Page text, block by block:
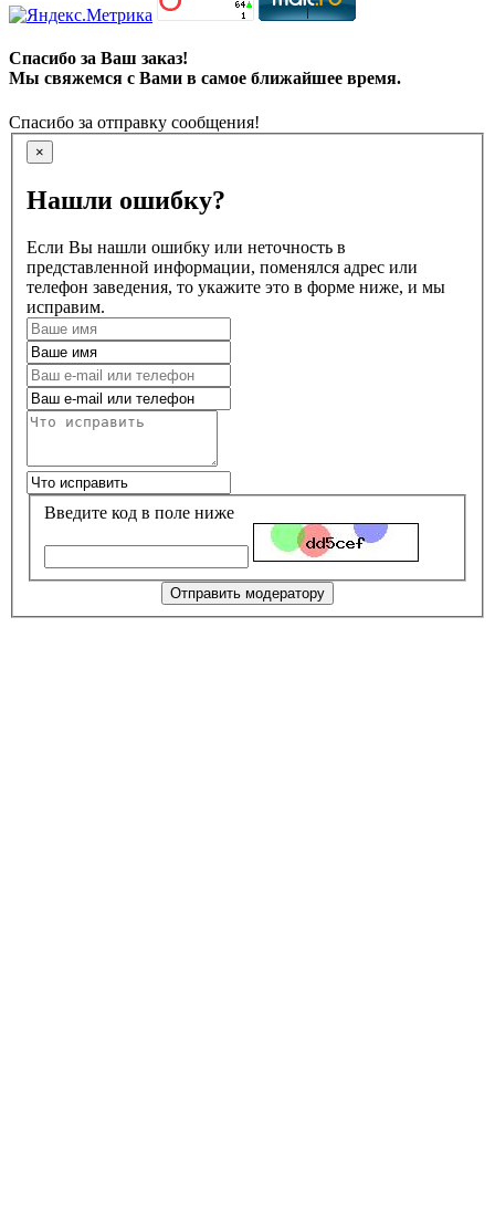
Спасибо за Ваш заказ!
Мы свяжемся с Вами в самое ближайшее время.
Спасибо за отправку сообщения!
×
Нашли ошибку?
Если Вы нашли ошибку или неточность в
представленной информации, поменялся адрес или
телефон заведения, то укажите это в форме ниже, и мы
исправим.
Введите код в поле ниже
Отправить модератору